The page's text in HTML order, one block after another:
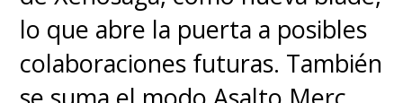
guiados restan protagonismo a
la exploración pura que mejor
define al concepto Metroidvania
lo que abre la puerta a posibles
colaboraciones futuras. También